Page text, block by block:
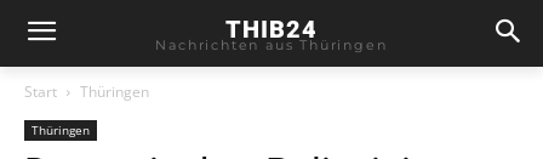
THIB24
Nachrichten aus Thüringen
Start Thüringen
Thüringen